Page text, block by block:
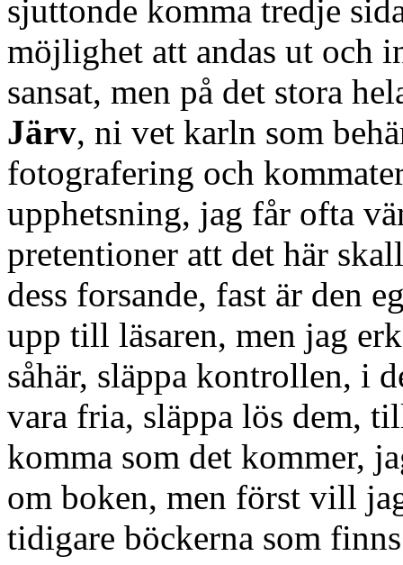
sjuttonde komma tredje
möjlighet att andas ut och
sansat, men på det stora
Järv, ni vet karln som
fotografering och
upphetsning, jag får ofta
pretentioner att det här
dess forsande, fast är den
upp till läsaren, men jag
såhär, släppa kontrollen, i
vara fria, släppa lös dem,
komma som det kommer,
om boken, men först vill
tidigare böckerna som